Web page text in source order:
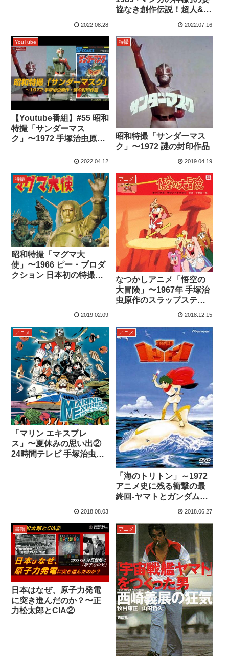
2022.08.28
協なき創作伝説！超人&狂
2022.07.16
YouTube
【Youtube番組】#55 昭和
特撮「サンダーマス
ク」〜1972 手塚治虫原
2022.04.12
特撮
昭和特撮「サンダーマス
ク」〜1972 謎の封印作品
2019.04.19
特撮
昭和特撮「マグマ大
使」〜1966 ピー・プロダ
クション 日本初の特撮カ
2019.02.09
アニメ
なつかしアニメ「悟空の
大冒険」〜1967年 手塚治
虫原作のスラップスティ
2018.12.15
アニメ
「マリン エキスプレ
ス」〜夏休みの思い出②
24時間テレビ 手塚治虫オ
2018.08.03
アニメ
「海のトリトン」～1972
アニメ史に残る衝撃の最
終回-ヤマトとガンダムを
2018.06.27
書籍
日本はなぜ、原子力発電
に突き進んだのか？〜正
力松太郎とCIA②
アニメ